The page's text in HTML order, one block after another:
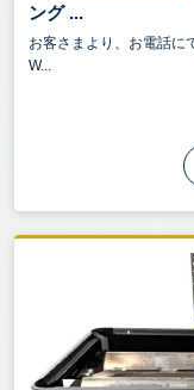
ング ...
お客さまより、お電話に
W...